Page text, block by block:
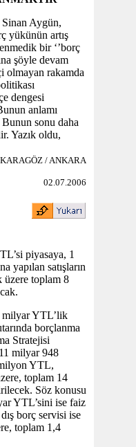
Sinan Aygün,
yükünün artış
bir ‘’borç
şöyle devam
olmayan rakamda
dengesi
anlamı
sonu daha
Yazık oldu,
/ ANKARA
02.07.2006
piyasaya, 1
yapılan satışların
üzere toplam 8
milyar YTL’lik
borçlanma
Stratejisi
milyar 948
YTL,
toplam 14
Söz konusu
YTL’sini ise faiz
borç servisi ise
toplam 1,4